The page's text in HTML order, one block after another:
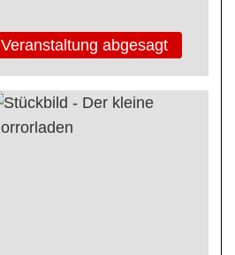
Veranstaltung abgesagt